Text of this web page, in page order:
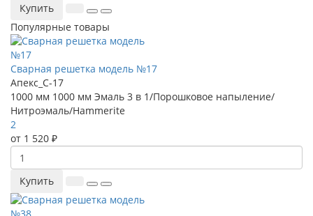
Купить
Популярные товары
Сварная решетка модель №17
Апекс_С-17
1000 мм 1000 мм Эмаль 3 в 1/Порошковое напыление/
Нитроэмаль/Hammerite
2
от 1 520 ₽
Купить